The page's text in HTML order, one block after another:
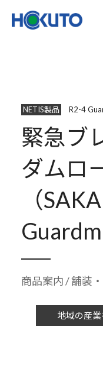
NETIS製品 R2-4
緊急ブ
ダムロ
（
商品案内/舗装
地域の産